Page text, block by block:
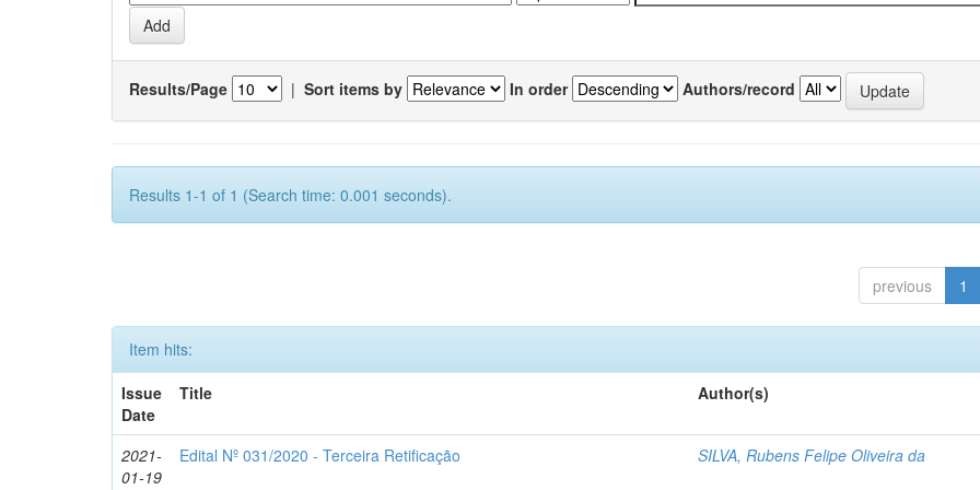
Results/Page | Sort items by In order Authors/record
Results 1-1 of 1 (Search time: 0.001 seconds).
previous 1
Item hits:
Issue
Date
Title Author(s)
2021-
01-19
Edital Nº 031/2020 - Terceira Retificação SILVA, Rubens Felipe Oliveira da